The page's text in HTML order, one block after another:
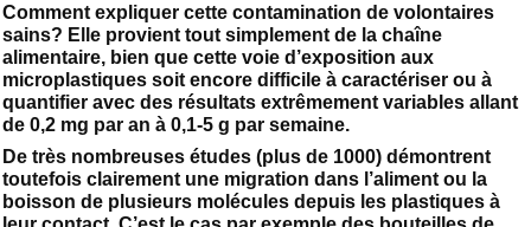
Comment expliquer cette contamination de volontaires
sains? Elle provient tout simplement de la chaîne
alimentaire, bien que cette voie d’exposition aux
microplastiques soit encore difficile à caractériser ou à
quantifier avec des résultats extrêmement variables allant
de 0,2 mg par an à 0,1-5 g par semaine.
De très nombreuses études (plus de 1000) démontrent
toutefois clairement une migration dans l’aliment ou la
boisson de plusieurs molécules depuis les plastiques à